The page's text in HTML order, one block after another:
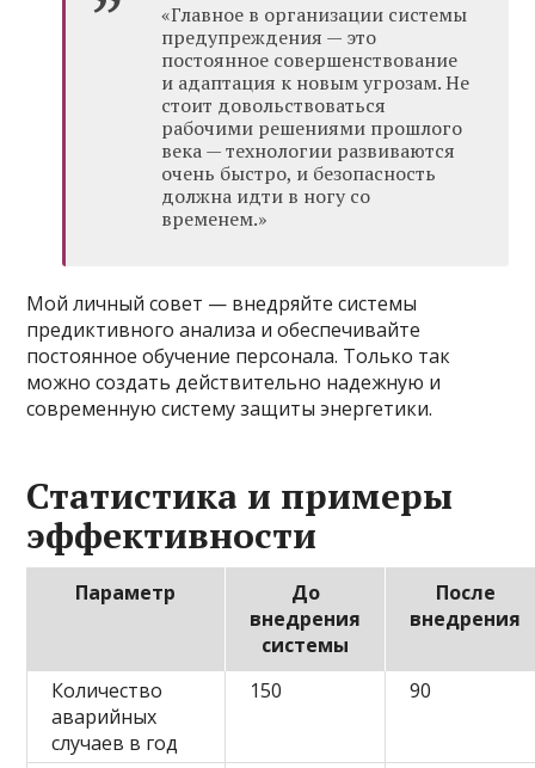
«Главное в организации системы
предупреждения — это
постоянное совершенствование
и адаптация к новым угрозам. Не
стоит довольствоваться
рабочими решениями прошлого
века — технологии развиваются
очень быстро, и безопасность
должна идти в ногу со
временем.»
Мой личный совет — внедряйте системы
предиктивного анализа и обеспечивайте
постоянное обучение персонала. Только так
можно создать действительно надежную и
современную систему защиты энергетики.
Статистика и примеры
эффективности
Параметр
До
внедрения
системы
После
внедрения
Количество
аварийных
случаев в год
150 90